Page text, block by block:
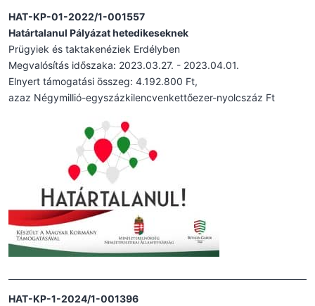
HAT-KP-01-2022/1-001557
Határtalanul Pályázat hetedikeseknek
Prügyiek és taktakenéziek Erdélyben
Megvalósítás időszaka: 2023.03.27. - 2023.04.01.
Elnyert támogatási összeg: 4.192.800 Ft,
azaz Négymillió-egyszázkilencvenkettőezer-nyolcszáz Ft
HAT-KP-1-2024/1-001396